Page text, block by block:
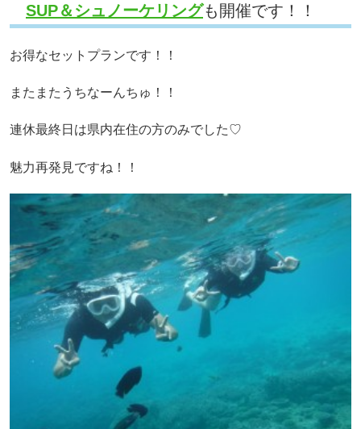
SUP＆シュノーケリングも開催です！！
お得なセットプランです！！
またまたうちなーんちゅ！！
連休最終日は県内在住の方のみでした♡
魅力再発見ですね！！